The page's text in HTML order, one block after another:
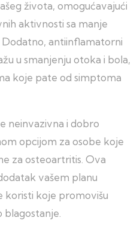
života, omogućavajući
aktivnosti sa manje
Dodatno, antiinflamatorni
u smanjenju otoka i bola,
koje pate od simptoma
neinvazivna i dobro
opcijom za osobe koje
za osteoartritis. Ova
vašem planu
koristi koje promovišu
blagostanje.